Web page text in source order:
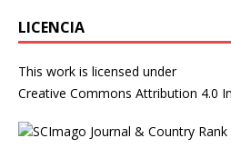
LICENCIA
This work is licensed under
Creative Commons Attribution 4.0